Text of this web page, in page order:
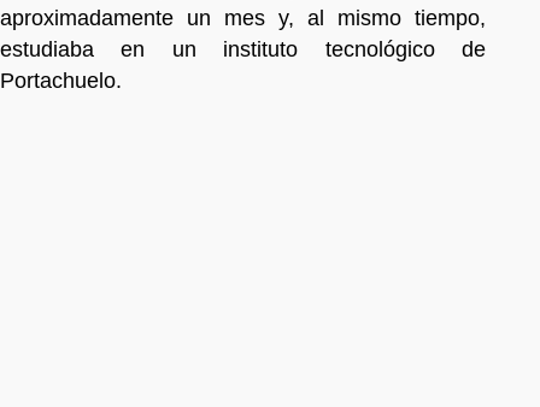
aproximadamente un mes y, al mismo tiempo,
estudiaba en un instituto tecnológico de
Portachuelo.